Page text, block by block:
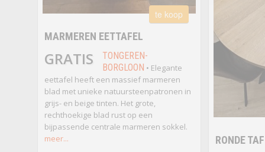
te koop
MARMEREN EETTAFEL
GRATIS
TONGEREN-
BORGLOON • Elegante
eettafel heeft een massief marmeren
blad met unieke natuursteenpatronen in
grijs- en beige tinten. Het grote,
rechthoekige blad rust op een
bijpassende centrale marmeren sokkel.
meer...
RONDE